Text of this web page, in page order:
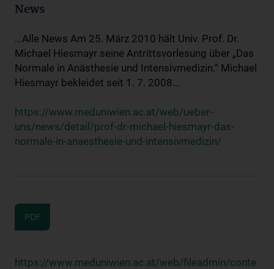
News
...Alle News Am 25. März 2010 hält Univ. Prof. Dr.
Michael Hiesmayr seine Antrittsvorlesung über „Das
Normale in Anästhesie und Intensivmedizin.“ Michael
Hiesmayr bekleidet seit 1. 7. 2008...
https://www.meduniwien.ac.at/web/ueber-
uns/news/detail/prof-dr-michael-hiesmayr-das-
normale-in-anaesthesie-und-intensivmedizin/
PDF
https://www.meduniwien.ac.at/web/fileadmin/conte